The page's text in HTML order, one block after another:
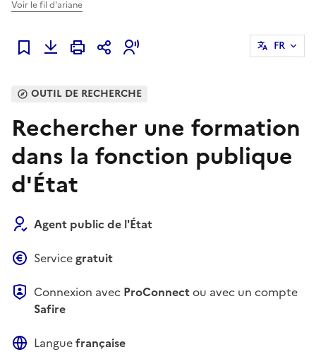
Voir le fil d'ariane
Ajouter à mes favoris
FR
OUTIL DE RECHERCHE
Rechercher une formation
dans la fonction publique
d'État
Agent public de l'État
Service gratuit
Connexion avec ProConnectou avec un compte
Safire
Languefrançaise